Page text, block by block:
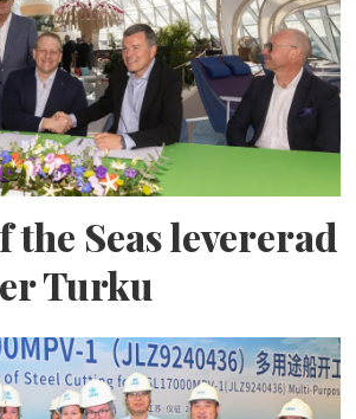
the Seas levererad
Turku